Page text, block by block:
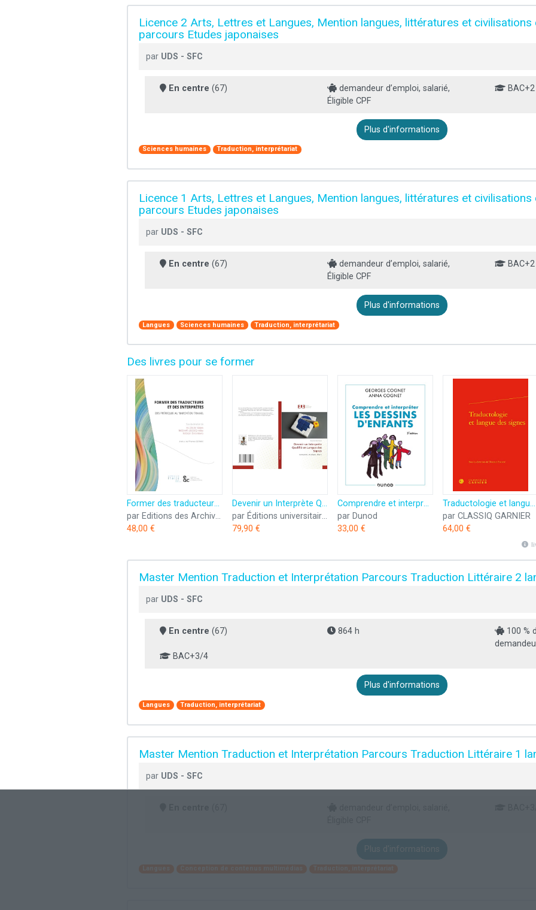
Licence 2 Arts, Lettres et Langues, Mention langues, littératures et
parcours Etudes japonaises
par UDS - SFC
En centre (67)
demandeur d’emploi, salarié,
Éligible CPF
BAC+2
Plus d'informations
Sciences humaines Traduction, interprétariat
Licence 1 Arts, Lettres et Langues, Mention langues, littératures et
parcours Etudes japonaises
par UDS - SFC
En centre (67)
demandeur d’emploi, salarié,
Éligible CPF
BAC+2
Plus d'informations
Langues Sciences humaines Traduction, interprétariat
Des livres pour se former
Former des traducteurs et des interprètes
par Editions des Archives contemporaines
48,00 €
Devenir un Interprète Qualifié en Langue des Signes: Contraintes, Stratégies, Efforts
par Éditions universitaires européennes
79,90 €
Comprendre et interpréter les dessins d'enfants - 3e éd.
par Dunod
33,00 €
Traductologie et langue des signes
par CLASSIQ GARNIER
64,00 €
Master Mention Traduction et Interprétation Parcours Traduction Littéraire 2
par UDS - SFC
En centre (67) 864 h
100 %
BAC+3/4
Plus d'informations
Langues Traduction, interprétariat
Master Mention Traduction et Interprétation Parcours Traduction Littéraire 1
par UDS - SFC
Plus d'informations